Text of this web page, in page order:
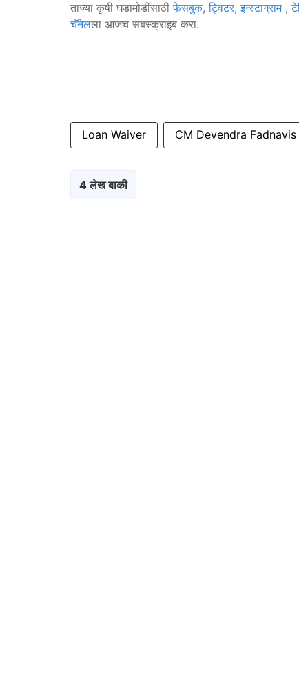
ताज्या कृषी घडामोडींसाठीफेसबुक,ट्विटर,इन्स्टाग्राम ,
चॅनेलला आजच सबस्क्राइब करा.
Loan Waiver CM Devendra Fadnavis
4 लेख बाकी